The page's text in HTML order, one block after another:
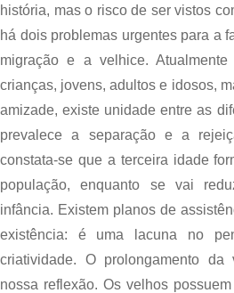
história, mas o risco de ser vistos
há dois problemas urgentes para a
migração e a velhice.
crianças, jovens, adultos e idosos,
amizade, existe unidade entre as
prevalece a separação e a
constata-se que a terceira idade
população, enquanto se vai
infância. Existem planos de
existência: é uma lacuna no
criatividade. O prolongamento
nossa reflexão. Os velhos